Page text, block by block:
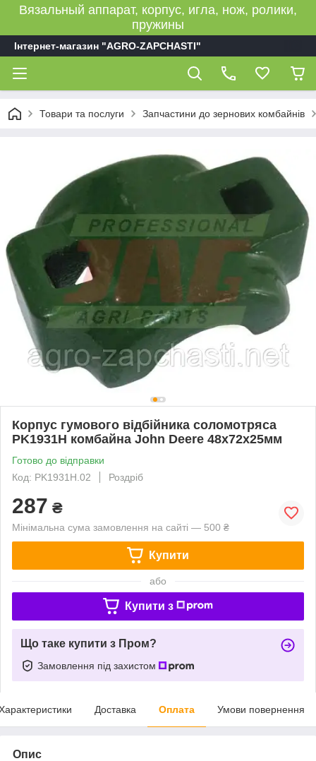
Вязальный аппарат, корпус, игла, нож, ролики,
пружины
Інтернет-магазин "AGRO-ZAPCHASTI"
Товари та послуги Запчастини до зернових комбайнів
Корпус гумового відбійника соломотряса
PK1931H комбайна John Deere 48х72х25мм
Готово до відправки
Код: PK1931H.02
Роздріб
287 ₴
Мінімальна сума замовлення на сайті — 500 ₴
Купити
або
Купити з
Що таке купити з Пром?
Замовлення під захистом
Доставка Оплата Умови повернення
Опис